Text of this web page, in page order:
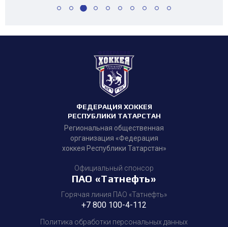
ФЕДЕРАЦИЯ ХОККЕЯ
РЕСПУБЛИКИ ТАТАРСТАН
Региональная общественная
организация «Федерация
хоккея Республики Татарстан»
Официальный спонсор
ПАО «Татнефть»
Горячая линия ПАО «Татнефть»
+7 800 100-4-112
Политика обработки персональных данных